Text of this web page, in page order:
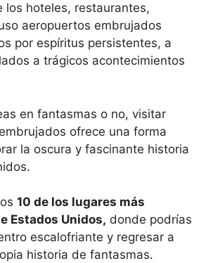
los hoteles, restaurantes,
aeropuertos embrujados
por espíritus persistentes, a
a trágicos acontecimientos
en fantasmas o no, visitar
ofrece una forma
la oscura y fascinante historia
10 de los lugares más
Estados Unidos, donde podrías
escalofriante y regresar a
historia de fantasmas.